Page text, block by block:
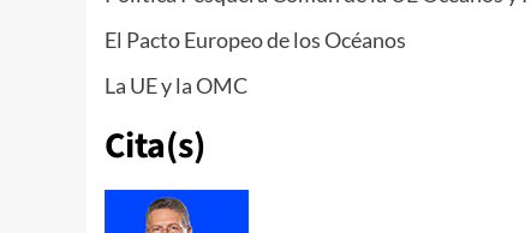
El Pacto Europeo de los Océanos
La UE y la OMC
Cita(s)